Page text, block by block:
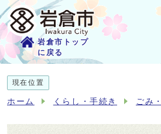
岩倉市トップ
に戻る
現在位置
ホーム くらし・手続き ごみ